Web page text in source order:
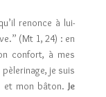
renonce à lui-
(Mt 1, 24) : en
confort, à mes
je suis
et mon bâton.Je